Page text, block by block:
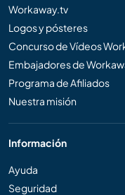
Workaway.tv
Logos y pósteres
Concurso de Vídeos
Embajadores de
Programa de Afiliados
Nuestra misión
Información
Ayuda
Seguridad